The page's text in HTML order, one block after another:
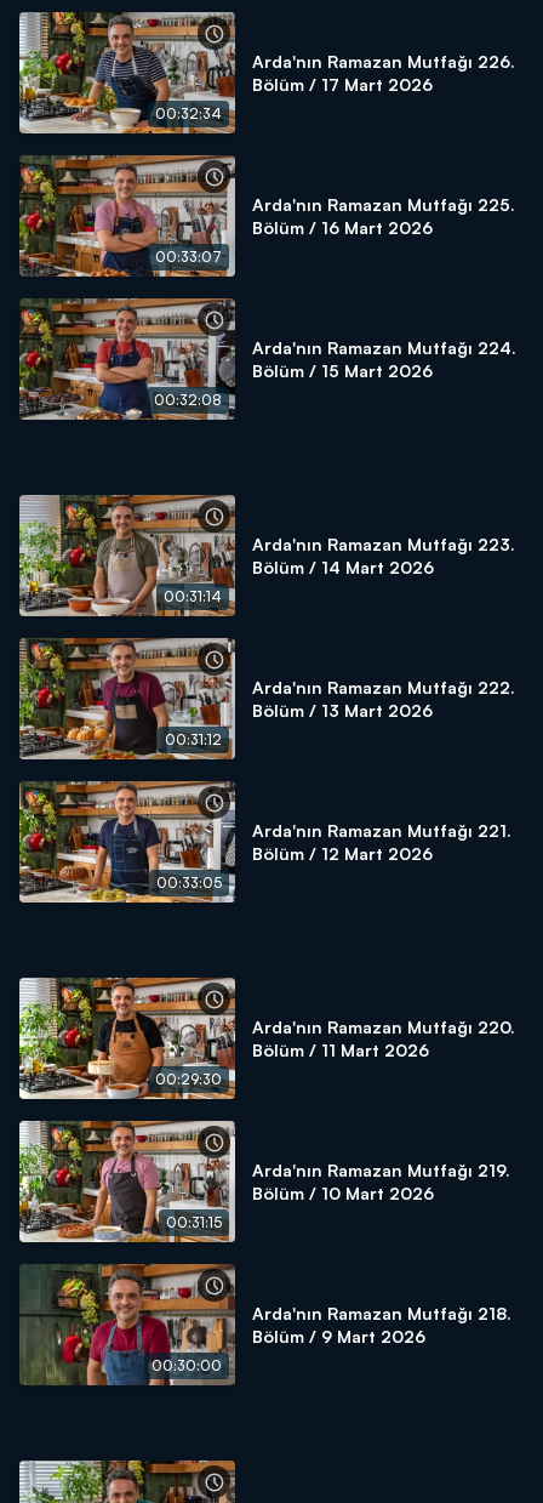
00:32:34
Arda'nın Ramazan Mutfağı 226.
Bölüm / 17 Mart 2026
00:33:07
Arda'nın Ramazan Mutfağı 225.
Bölüm / 16 Mart 2026
00:32:08
Arda'nın Ramazan Mutfağı 224.
Bölüm / 15 Mart 2026
00:31:14
Arda'nın Ramazan Mutfağı 223.
Bölüm / 14 Mart 2026
00:31:12
Arda'nın Ramazan Mutfağı 222.
Bölüm / 13 Mart 2026
00:33:05
Arda'nın Ramazan Mutfağı 221.
Bölüm / 12 Mart 2026
00:29:30
Arda'nın Ramazan Mutfağı 220.
Bölüm / 11 Mart 2026
00:31:15
Arda'nın Ramazan Mutfağı 219.
Bölüm / 10 Mart 2026
00:30:00
Arda'nın Ramazan Mutfağı 218.
Bölüm / 9 Mart 2026